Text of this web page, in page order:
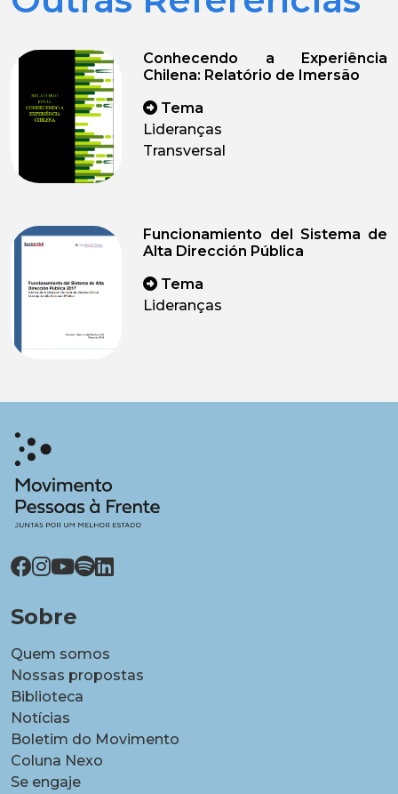
Conhecendo a Experiência
Chilena: Relatório de Imersão
Tema
Lideranças
Transversal
Funcionamiento del Sistema de
Alta Dirección Pública
Tema
Lideranças
Sobre
Quem somos
Nossas propostas
Biblioteca
Notícias
Boletim do Movimento
Coluna Nexo
Se engaje